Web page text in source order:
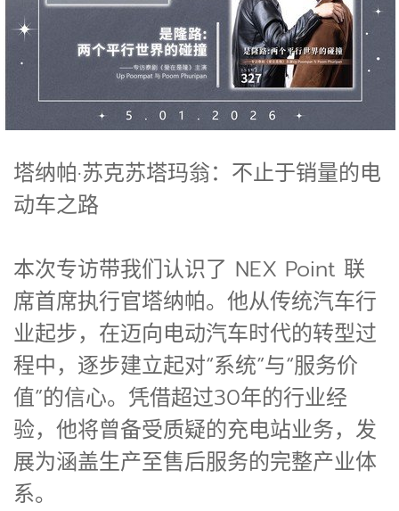
塔纳帕·苏克苏塔玛翁：不止于销量的电
动车之路
本次专访带我们认识了 NEX Point 联
席首席执行官塔纳帕。他从传统汽车行
业起步，在迈向电动汽车时代的转型过
程中，逐步建立起对“系统”与“服务价
值”的信心。凭借超过30年的行业经
验，他将曾备受质疑的充电站业务，发
展为涵盖生产至售后服务的完整产业体
系。